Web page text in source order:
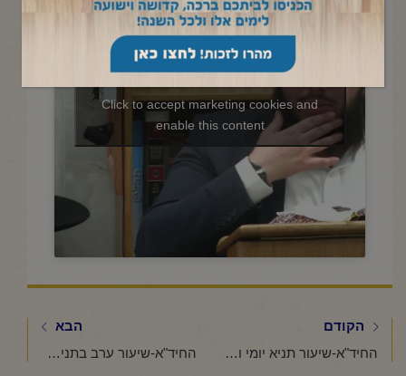
Click to accept marketing cookies and
enable this content
הקודם
החיד"א-שיעור תניא יומי ובגובה העיניים–ז' תמוז תשפ"ו
הבא
החיד"א-שיעור ערב בתניא ובגובה העינים ח' תמוז תשפ"ו